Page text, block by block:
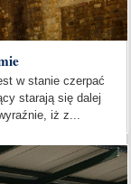
w stanie czerpać
starają się dalej
iż z...